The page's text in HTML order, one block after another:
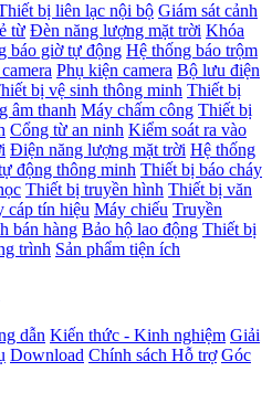
bị liên lạc nội bộ Giám sát cảnh
từ Đèn năng lượng mặt trời Khóa
báo giờ tự động Hệ thống báo trộm
Phụ kiện camera Bộ lưu điện
bị vệ sinh thông minh Thiết bị
âm thanh Máy chấm công Thiết bị
Cổng từ an ninh Kiểm soát ra vào
Điện năng lượng mặt trời Hệ thống
động thông minh Thiết bị báo cháy
Thiết bị truyền hình Thiết bị văn
cáp tín hiệu Máy chiếu Truyền
bán hàng Bảo hộ lao động Thiết bị
trình Sản phẩm tiện ích
dẫn Kiến thức - Kinh nghiệm Giải
Download Chính sách Hỗ trợ Góc